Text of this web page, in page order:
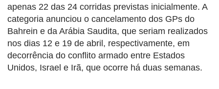
apenas 22 das 24 corridas previstas inicialmente. A
categoria anunciou o cancelamento dos GPs do
Bahrein e da Arábia Saudita, que seriam realizados
nos dias 12 e 19 de abril, respectivamente, em
decorrência do conflito armado entre Estados
Unidos, Israel e Irã, que ocorre há duas semanas.